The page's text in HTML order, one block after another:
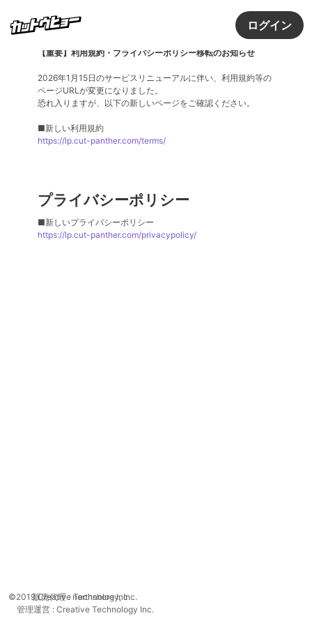
ログイン
利用規約
【重要】利用規約・プライバシーポリシー移転のお知らせ
2026年1月15日のサービスリニューアルに伴い、利用規約等の
ページURLが変更になりました。
恐れ入りますが、以下の新しいページをご確認ください。
■新しい利用規約
https://lp.cut-panther.com/terms/
プライバシーポリシー
■新しいプライバシーポリシー
https://lp.cut-panther.com/privacypolicy/
©2019 Creative Technology, Inc.
販売代理 : northshore Inc.
管理運営 : Creative Technology Inc.